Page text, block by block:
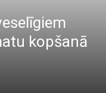
kopšanā